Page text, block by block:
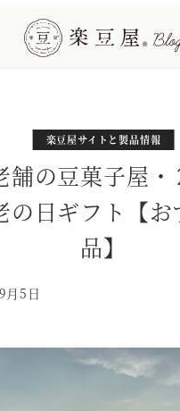
舗の豆菓子屋・
の日ギフト【お
品】
月5日
カテゴリー
イベント
カテゴリー
日本の習慣や行事
カテゴリー
楽豆屋サイトと製品情報